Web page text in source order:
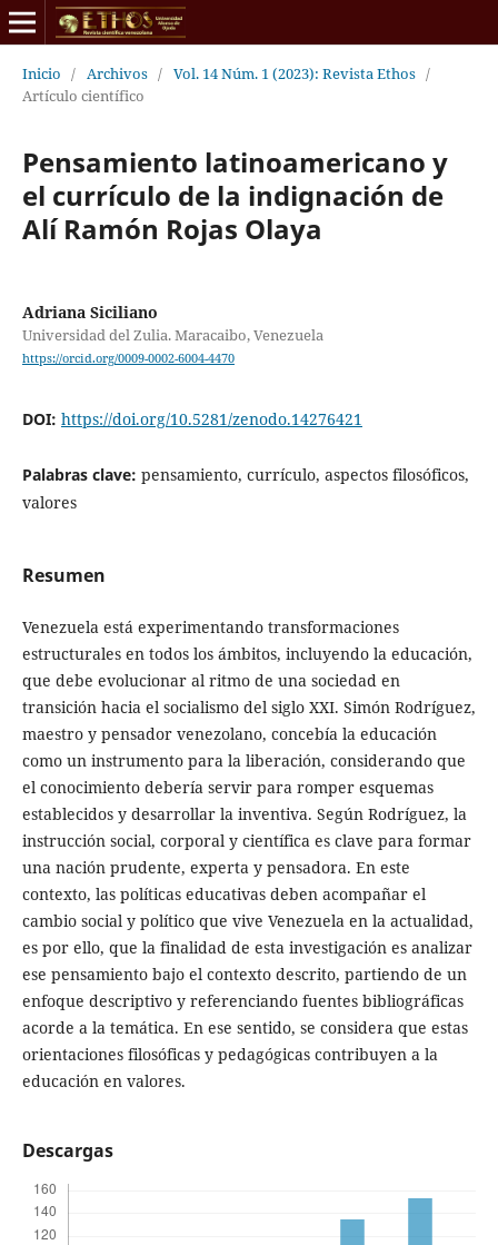
Inicio / Archivos / Vol. 14 Núm. 1 (2023): Revista Ethos /
Artículo científico
Pensamiento latinoamericano y
el currículo de la indignación de
Alí Ramón Rojas Olaya
Adriana Siciliano
Universidad del Zulia. Maracaibo, Venezuela
https://orcid.org/0009-0002-6004-4470
DOI: https://doi.org/10.5281/zenodo.14276421
Palabras clave: pensamiento, currículo, aspectos filosóficos,
valores
Resumen
Venezuela está experimentando transformaciones
estructurales en todos los ámbitos, incluyendo la educación,
que debe evolucionar al ritmo de una sociedad en
transición hacia el socialismo del siglo XXI. Simón Rodríguez,
maestro y pensador venezolano, concebía la educación
como un instrumento para la liberación, considerando que
el conocimiento debería servir para romper esquemas
establecidos y desarrollar la inventiva. Según Rodríguez, la
instrucción social, corporal y científica es clave para formar
una nación prudente, experta y pensadora. En este
contexto, las políticas educativas deben acompañar el
cambio social y político que vive Venezuela en la actualidad,
es por ello, que la finalidad de esta investigación es analizar
ese pensamiento bajo el contexto descrito, partiendo de un
enfoque descriptivo y referenciando fuentes bibliográficas
acorde a la temática. En ese sentido, se considera que estas
orientaciones filosóficas y pedagógicas contribuyen a la
educación en valores.
Descargas